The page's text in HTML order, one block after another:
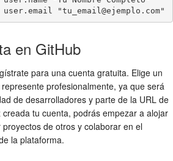
"tu_email@ejemplo.com"
en GitHub
para una cuenta gratuita. Elige un
profesionalmente, ya que será
de desarrolladores y parte de la URL de
creada tu cuenta, podrás empezar a alojar
proyectos de otros y colaborar en el
la plataforma.